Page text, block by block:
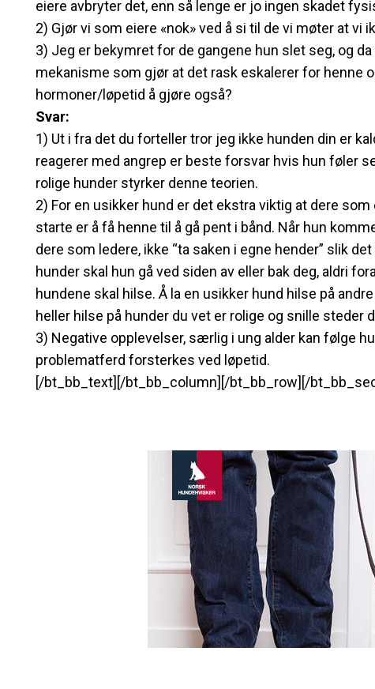
eiere avbryter det, enn så lenge er jo ingen skadet
2) Gjør vi som eiere «nok» ved å si til de vi møter at vi
3) Jeg er bekymret for de gangene hun slet seg, og
mekanisme som gjør at det rask eskalerer for henne
hormoner/løpetid å gjøre også?
Svar:
1) Ut i fra det du forteller tror jeg ikke hunden din er
reagerer med angrep er beste forsvar hvis hun føler
rolige hunder styrker denne teorien.
2) For en usikker hund er det ekstra viktig at dere
starte er å få henne til å gå pent i bånd. Når hun
dere som ledere, ikke “ta saken i egne hender” slik
hunder skal hun gå ved siden av eller bak deg, aldri
hundene skal hilse. Å la en usikker hund hilse på
heller hilse på hunder du vet er rolige og snille steder
3) Negative opplevelser, særlig i ung alder kan følge
problematferd forsterkes ved løpetid.
[/bt_bb_text][/bt_bb_column][/bt_bb_row][/